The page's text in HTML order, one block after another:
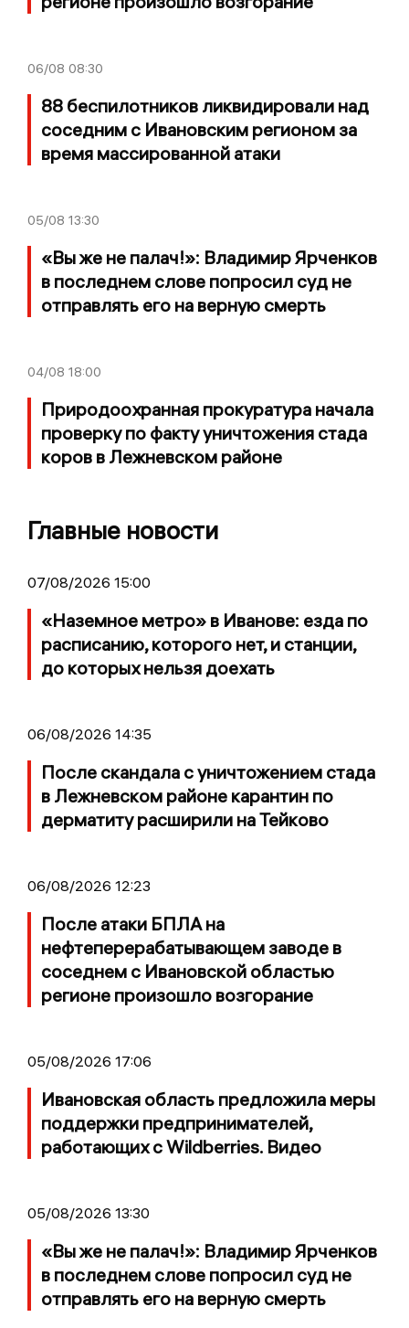
06/08 08:30
88 беспилотников ликвидировали над
соседним с Ивановским регионом за
время массированной атаки
05/08 13:30
«Вы же не палач!»: Владимир Ярченков
в последнем слове попросил суд не
отправлять его на верную смерть
04/08 18:00
Природоохранная прокуратура начала
проверку по факту уничтожения стада
коров в Лежневском районе
Главные новости
07/08/2026 15:00
«Наземное метро» в Иванове: езда по
расписанию, которого нет, и станции,
до которых нельзя доехать
06/08/2026 14:35
После скандала с уничтожением стада
в Лежневском районе карантин по
дерматиту расширили на Тейково
06/08/2026 12:23
После атаки БПЛА на
нефтеперерабатывающем заводе в
соседнем с Ивановской областью
регионе произошло возгорание
05/08/2026 17:06
Ивановская область предложила меры
поддержки предпринимателей,
работающих с Wildberries. Видео
05/08/2026 13:30
«Вы же не палач!»: Владимир Ярченков
в последнем слове попросил суд не
отправлять его на верную смерть